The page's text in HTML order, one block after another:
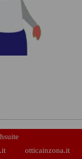
otticainzona.it